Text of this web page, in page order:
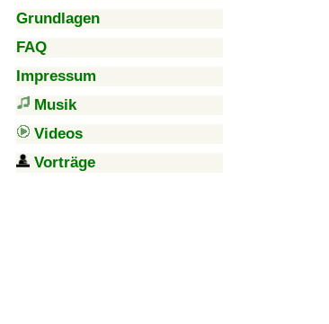
Grundlagen
FAQ
Impressum
Musik
Videos
Vorträge